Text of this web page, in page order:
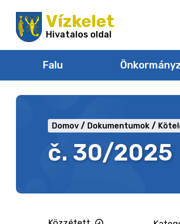
a
tartalomra
Vízkelet
Hivatalos oldal
Falu
č. 30/2025
Domov Dokumentumok